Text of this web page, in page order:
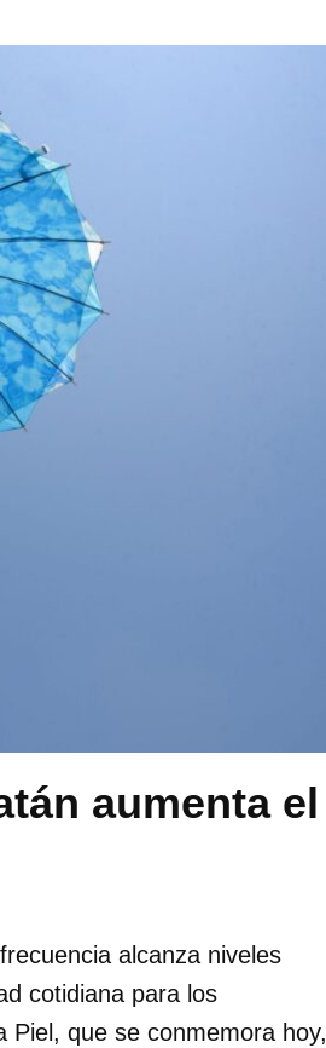
aumenta el
alcanza niveles
cotidiana para los
Piel, que se conmemora hoy,